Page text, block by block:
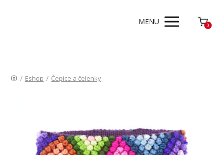
MENU 0
/ Eshop / Čepice a čelenky